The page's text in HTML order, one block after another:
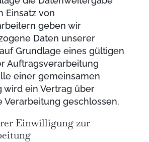
Einsatz von
geben wir
Daten unserer
Grundlage eines gültigen
Auftragsverarbeitung
einer gemeinsamen
wird ein Vertrag über
Verarbeitung geschlossen.
Einwilligung zur